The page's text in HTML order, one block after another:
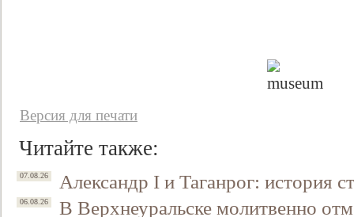
Версия для печати
Читайте также:
07.08.26 Александр I и Таганрог: история
06.08.26
В Верхнеуральске молитвенно